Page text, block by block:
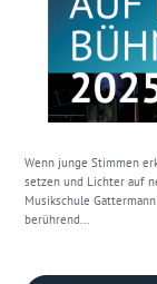
Wenn junge Stimmen
setzen und Lichter auf
Musikschule
berührend...